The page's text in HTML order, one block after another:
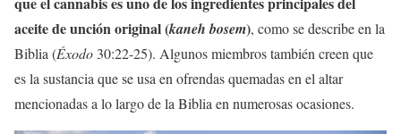
aceite de unción original (kaneh bosem), como se describe en la
Biblia (Éxodo 30:22-25). Algunos miembros también creen que
es la sustancia que se usa en ofrendas quemadas en el altar
mencionadas a lo largo de la Biblia en numerosas ocasiones.